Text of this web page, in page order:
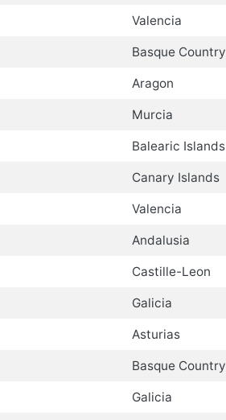
Valencia
Basque Country
Aragon
Murcia
Balearic Islands
Canary Islands
Valencia
Andalusia
Castille-Leon
Galicia
Asturias
Basque Country
Galicia